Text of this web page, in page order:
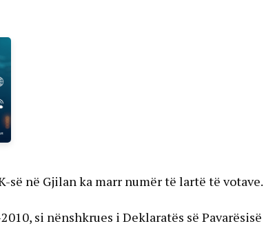
në Gjilan ka marr numër të lartë të votave.
si nënshkrues i Deklaratës së Pavarësisë